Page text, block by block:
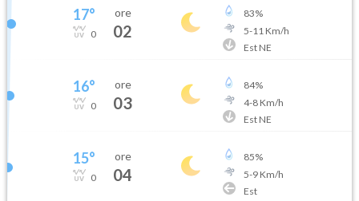
17°
0
ore
02
83%
5-11 Km/h
Est NE
16°
0
ore
03
84%
4-8Km/h
Est NE
15°
0
ore
04
85%
5-9Km/h
Est